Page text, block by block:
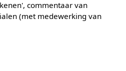
commentaar van
(met medewerking van